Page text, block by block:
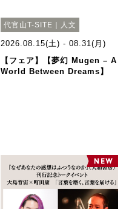
代官山T-SITE｜人文
2026.08.15(土) - 08.31(月)
【フェア】【夢幻 Mugen – A
World Between Dreams】